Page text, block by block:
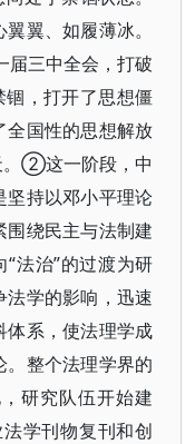
翼、如履薄冰。
三中全会，打破
锢，打开了思想僵
全国性的思想解放
。②这一阶段，中
坚持以邓小平理论
绕民主与法制建
法治”的过渡为研
学的影响，迅速
体系，使法理学成
整个法理学界的
研究队伍开始建
学刊物复刊和创